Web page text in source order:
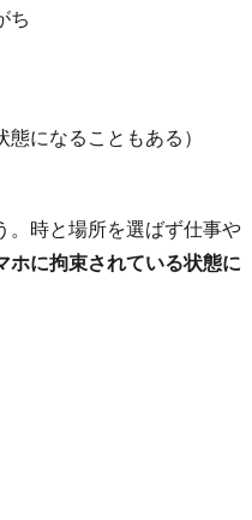
ち
になることもある）
。時と場所を選ばず仕事や
ホに拘束されている状態に